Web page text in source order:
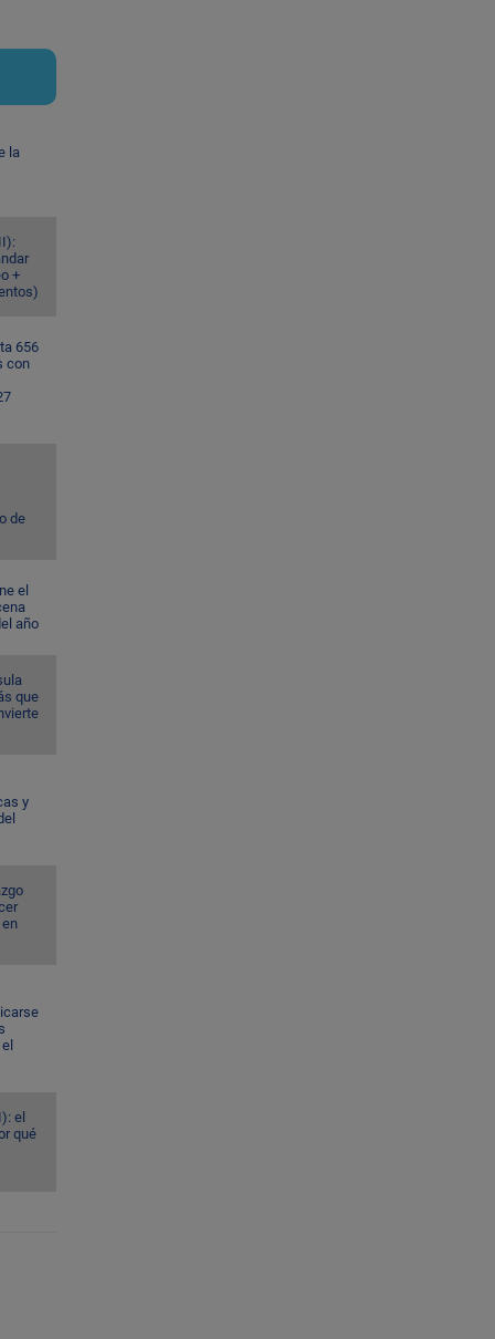
la
+
656
con
de
el
año
que
y
el
qué